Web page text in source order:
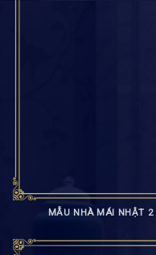
MẪU NHÀ MÁI NHẬT